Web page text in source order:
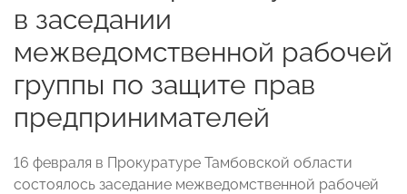
в заседании
межведомственной рабочей
группы по защите прав
предпринимателей
16 февраля в Прокуратуре Тамбовской области
состоялось заседание межведомственной рабочей